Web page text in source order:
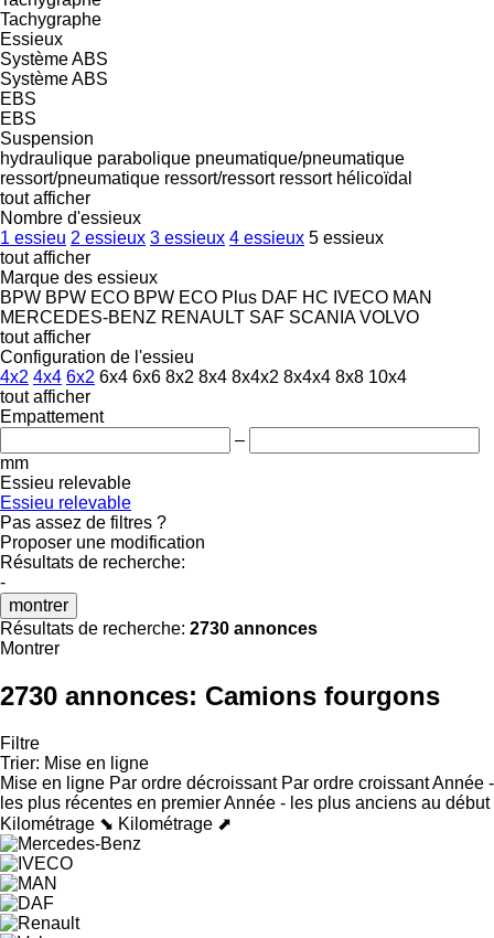
Tachygraphe
Essieux
Système ABS
Système ABS
EBS
EBS
Suspension
hydraulique parabolique pneumatique/pneumatique
ressort/pneumatique ressort/ressort ressort hélicoïdal
tout afficher
Nombre d'essieux
1 essieu 2 essieux 3 essieux 4 essieux 5 essieux
tout afficher
Marque des essieux
BPW BPW ECO BPW ECO Plus DAF HC IVECO MAN
MERCEDES-BENZ RENAULT SAF SCANIA VOLVO
tout afficher
Configuration de l'essieu
4x2 4x4 6x2 6x4 6x6 8x2 8x4 8x4x2 8x4x4 8x8 10x4
tout afficher
Empattement
–
mm
Essieu relevable
Essieu relevable
Pas assez de filtres ?
Proposer une modification
Résultats de recherche:
-
montrer
Résultats de recherche: 2730 annonces
Montrer
2730 annonces: Camions fourgons
Filtre
Trier: Mise en ligne
Mise en ligne Par ordre décroissant Par ordre croissantAnnée -
les plus récentes en premierAnnée - les plus anciens au début
Kilométrage ⬊ Kilométrage ⬈